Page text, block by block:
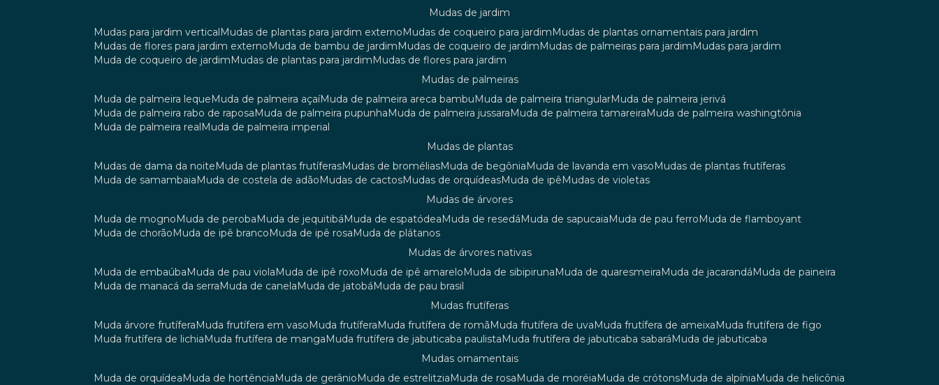
mudas de jardim
mudas para jardim vertical
mudas de plantas para jardim externo mudas de coqueiro para jardim
mudas de plantas ornamentais para jardim
mudas de flores para jardim externo
muda de bambu de jardim mudas de coqueiro de jardim mudas de palmeiras para jardim
mudas para jardim
muda de coqueiro de jardim
mudas de plantas para jardim
mudas de flores para jardim
mudas de palmeiras
muda de palmeira leque
muda de palmeira açaí muda de palmeira areca bambu muda de palmeira triangular
muda de palmeira jerivá
muda de palmeira rabo de raposa
muda de palmeira pupunha muda de palmeira jussara muda de palmeira tamareira
muda de palmeira washingtônia
muda de palmeira real
muda de palmeira imperial
mudas de plantas
mudas de dama da noite
muda de plantas frutíferas mudas de bromélias muda de begônia muda de lavanda em vaso
mudas de plantas frutíferas
muda de samambaia
muda de costela de adão mudas de cactos mudas de orquídeas muda de ipê
mudas de violetas
mudas de árvores
muda de mogno
muda de peroba muda de jequitibá muda de espatódea muda de resedá muda de sapucaia muda de pau ferro
muda de flamboyant
muda de chorão
muda de ipê branco muda de ipê rosa
muda de plátanos
mudas de árvores nativas
muda de embaúba
muda de pau viola muda de ipê roxo muda de ipê amarelo muda de sibipiruna muda de quaresmeira muda de jacarandá
muda de paineira
muda de manacá da serra
muda de canela muda de jatobá
muda de pau brasil
mudas frutíferas
muda árvore frutífera
muda frutífera em vaso muda frutífera muda frutífera de romã muda frutífera de uva muda frutífera de ameixa
muda frutífera de figo
muda frutífera de lichia
muda frutífera de manga muda frutífera de jabuticaba paulista muda frutífera de jabuticaba sabará
muda de jabuticaba
mudas ornamentais
muda de orquídea
muda de hortência muda de gerânio muda de estrelitzia muda de rosa muda de moréia muda de crótons muda de alpínia
muda de helicônia